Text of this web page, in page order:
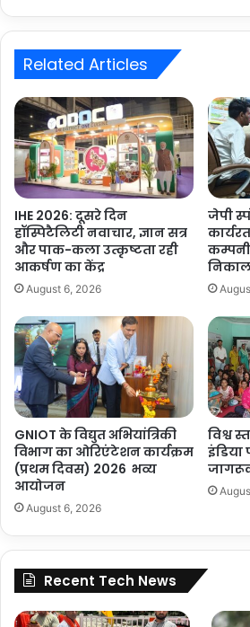
Related Articles
IHE 2026: दूसरे दिन
हॉस्पिटैलिटी नवाचार, ज्ञान सत्र
और पाक-कला उत्कृष्टता रही
आकर्षण का केंद्र
August 6, 2026
जेपी
GNIOT के विद्युत अभियांत्रिकी
विभाग का ओरिएंटेशन कार्यक्रम
(प्रथम दिवस) 2026 भव्य
आयोजन
August 6, 2026
विश्व
Recent Tech News